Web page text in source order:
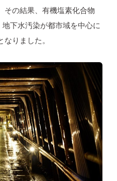
その結果、有機塩素化合物
下水汚染が都市域を中心に
りました。